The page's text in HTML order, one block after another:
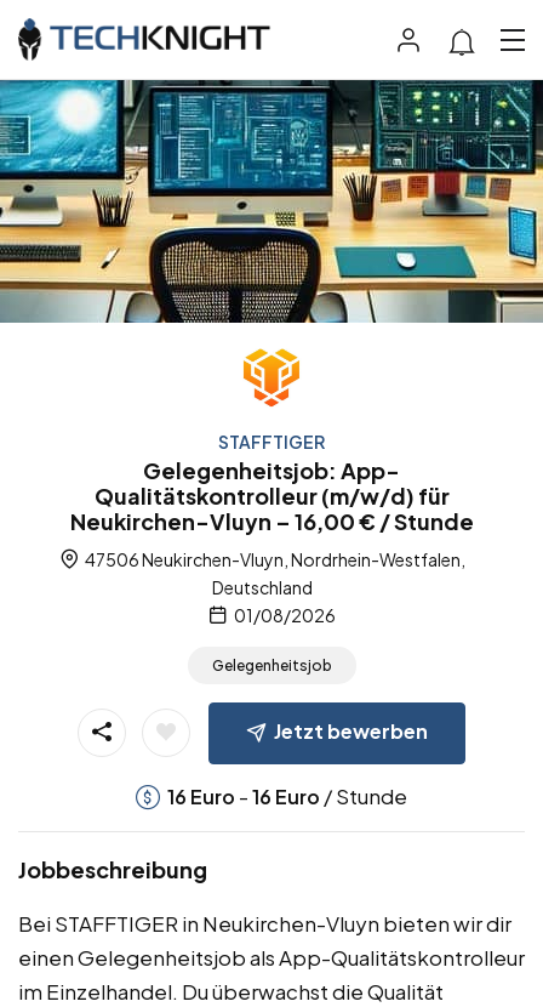
STAFFTIGER
Gelegenheitsjob: App-
Qualitätskontrolleur (m/w/d) für
Neukirchen-Vluyn – 16,00 € / Stunde
47506 Neukirchen-Vluyn, Nordrhein-Westfalen,
Deutschland
01/08/2026
Gelegenheitsjob
Jetzt bewerben
16 Euro -16 Euro / Stunde
Jobbeschreibung
Bei STAFFTIGER in Neukirchen-Vluyn bieten wir dir
einen Gelegenheitsjob als App-Qualitätskontrolleur
im Einzelhandel. Du überwachst die Qualität